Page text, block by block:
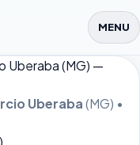
MENU
Uberaba (MG) —
Uberaba(MG) •